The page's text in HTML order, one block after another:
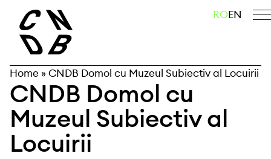
content
caută ROEN
Home »CNDB Domol cu Muzeul Subiectiv al Locuirii
CNDB Domol cu
Muzeul Subiectiv al
Locuirii